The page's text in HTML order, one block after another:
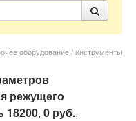
оборудование / инструменты
режущего
18200, 0 руб.,